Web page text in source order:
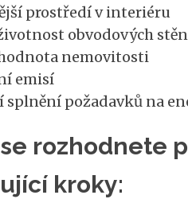
prostředí v interiéru
obvodových
nemovitosti
emisí
splnění požadavků na
rozhodnete
kroky: